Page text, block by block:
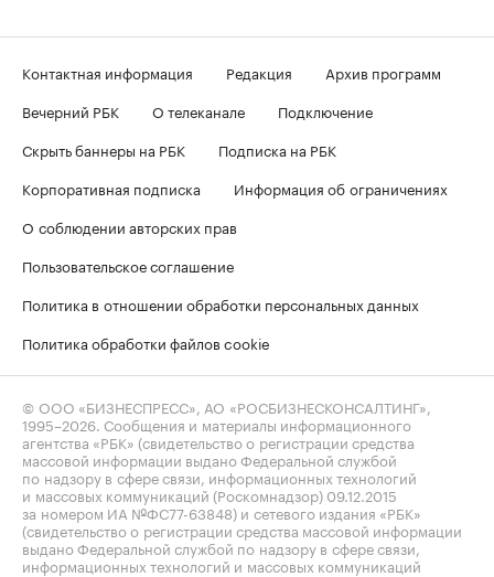
Контактная информация Редакция
Архив программ
Вечерний РБК
О телеканале
Подключение
Скрыть баннеры на РБК
Подписка на РБК
Корпоративная подписка
Информация об ограничениях
О соблюдении авторских прав
Пользовательское соглашение
Политика в отношении обработки персональных данных
Политика обработки файлов cookie
© ООО «БИЗНЕСПРЕСС», АО «РОСБИЗНЕСКОНСАЛТИНГ»,
1995–2026. Сообщения и материалы информационного
агентства «РБК» (свидетельство о регистрации средства
массовой информации выдано Федеральной службой
по надзору в сфере связи, информационных технологий
и массовых коммуникаций (Роскомнадзор) 09.12.2015
за номером ИА №ФС77-63848) и сетевого издания «РБК»
(свидетельство о регистрации средства массовой информации
выдано Федеральной службой по надзору в сфере связи,
информационных технологий и массовых коммуникаций